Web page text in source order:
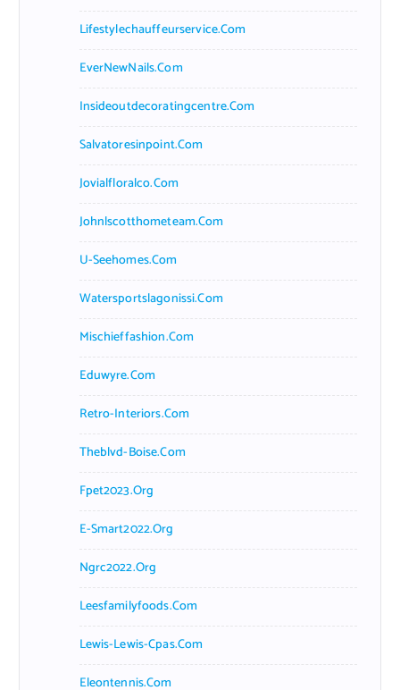
Lifestylechauffeurservice.com
EverNewNails.com
Insideoutdecoratingcentre.com
Salvatoresinpoint.com
Jovialfloralco.com
Johnlscotthometeam.com
U-Seehomes.com
Watersportslagonissi.com
Mischieffashion.com
Eduwyre.com
Retro-Interiors.com
Theblvd-Boise.com
Fpet2023.org
E-Smart2022.org
Ngrc2022.org
Leesfamilyfoods.com
Lewis-Lewis-Cpas.com
Eleontennis.com